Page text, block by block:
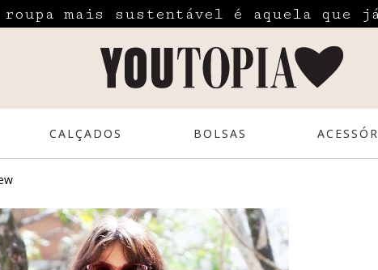
roupa mais sustentável é aquela que
CALÇADOS BOLSAS